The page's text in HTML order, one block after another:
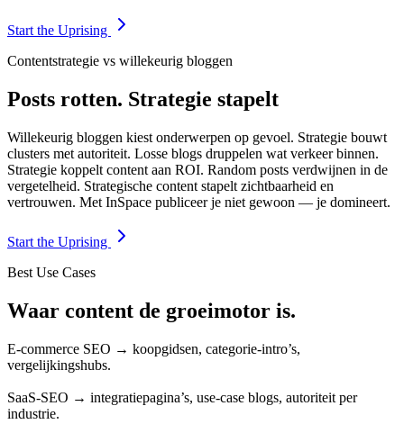
Start the Uprising
Contentstrategie vs willekeurig bloggen
Posts rotten. Strategie stapelt
Willekeurig bloggen kiest onderwerpen op gevoel. Strategie bouwt
clusters met autoriteit. Losse blogs druppelen wat verkeer binnen.
Strategie koppelt content aan ROI. Random posts verdwijnen in de
vergetelheid. Strategische content stapelt zichtbaarheid en
vertrouwen. Met InSpace publiceer je niet gewoon — je domineert.
Start the Uprising
Best Use Cases
Waar content de groeimotor is.
E-commerce SEO → koopgidsen, categorie-intro’s,
vergelijkingshubs.
SaaS-SEO → integratiepagina’s, use-case blogs, autoriteit per
industrie.